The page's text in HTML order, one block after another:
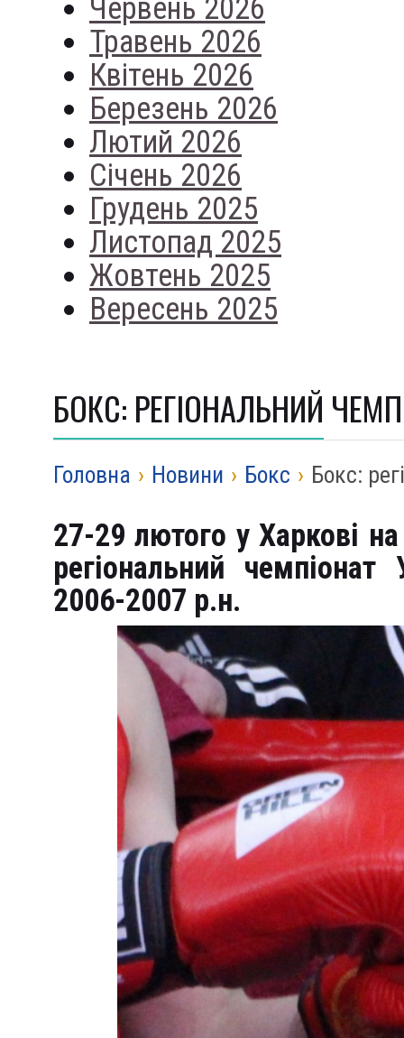
Червень 2026
Травень 2026
Квітень 2026
Березень 2026
Лютий 2026
Січень 2026
Грудень 2025
Листопад 2025
Жовтень 2025
Вересень 2025
БОКС: РЕГІОНАЛЬНИЙ
Головна › Новини › Бокс › Бокс:
27-29 лютого у Харкові
регіональний
2006-2007 р.н.